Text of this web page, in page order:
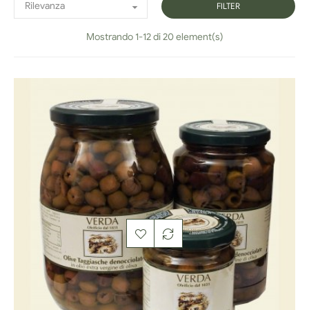
Rilevanza  FILTER
Mostrando 1-12 di 20 element(s)